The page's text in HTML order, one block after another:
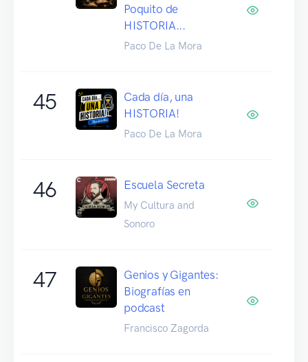
Poquito de
HISTORIA...
Paco De La Mora
45
Cada día, una
HISTORIA!
Paco De La Mora
46 Escuela Secreta
My Cultura and
Sonoro
47
Genios y Gigantes:
Biografías en
podcast
Francisco Zagorda